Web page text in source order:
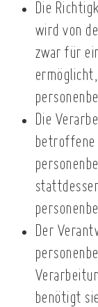
Die
wird von
zwar für
Die
betroffene
Der
benötigt